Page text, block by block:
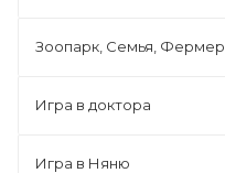
Зоопарк, Семья, Фермер
Игра в доктора
Игра в Няню